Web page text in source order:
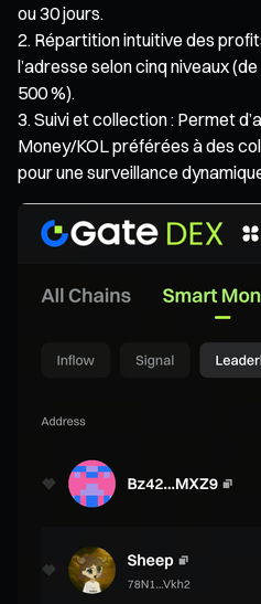
ou 30 jours.
Répartition intuitive des
l’adresse selon cinq niveaux
500 %).
Suivi et collection : Permet
Money/KOL préférées à des
pour une surveillance